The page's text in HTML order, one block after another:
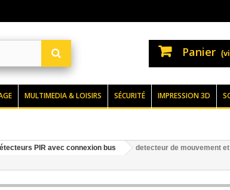
Panier
MULTIMEDIA & LOISIRS SÉCURITÉ IMPRESSION 3D
PIR avec connexion bus
detecteur de mouvement